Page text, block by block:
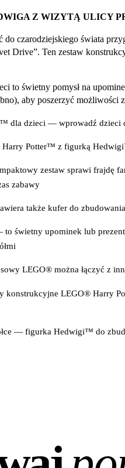
Z WIZYTĄ ULICY
do czarodziejskiego świata
Drive”. Ten zestaw
to świetny pomysł na
aby poszerzyć możliwości
dla dzieci — wprowadź dzieci
Potter™ z figurką
zestaw sprawi frajdę
zabawy
także kufer do
to świetny upominek lub
LEGO® można łączyć z
konstrukcyjne LEGO® Harry
— figurka Hedwigi™ do